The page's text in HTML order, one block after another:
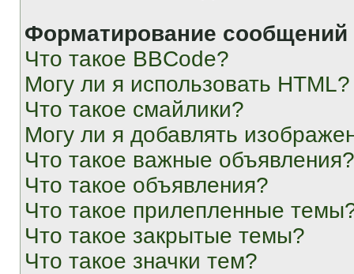
Форматирование
Что такое BBCode?
Могу ли я использовать HTML?
Что такое смайлики?
Могу ли я добавлять
Что такое важные объявления?
Что такое объявления?
Что такое прилепленные
Что такое закрытые темы?
Что такое значки тем?